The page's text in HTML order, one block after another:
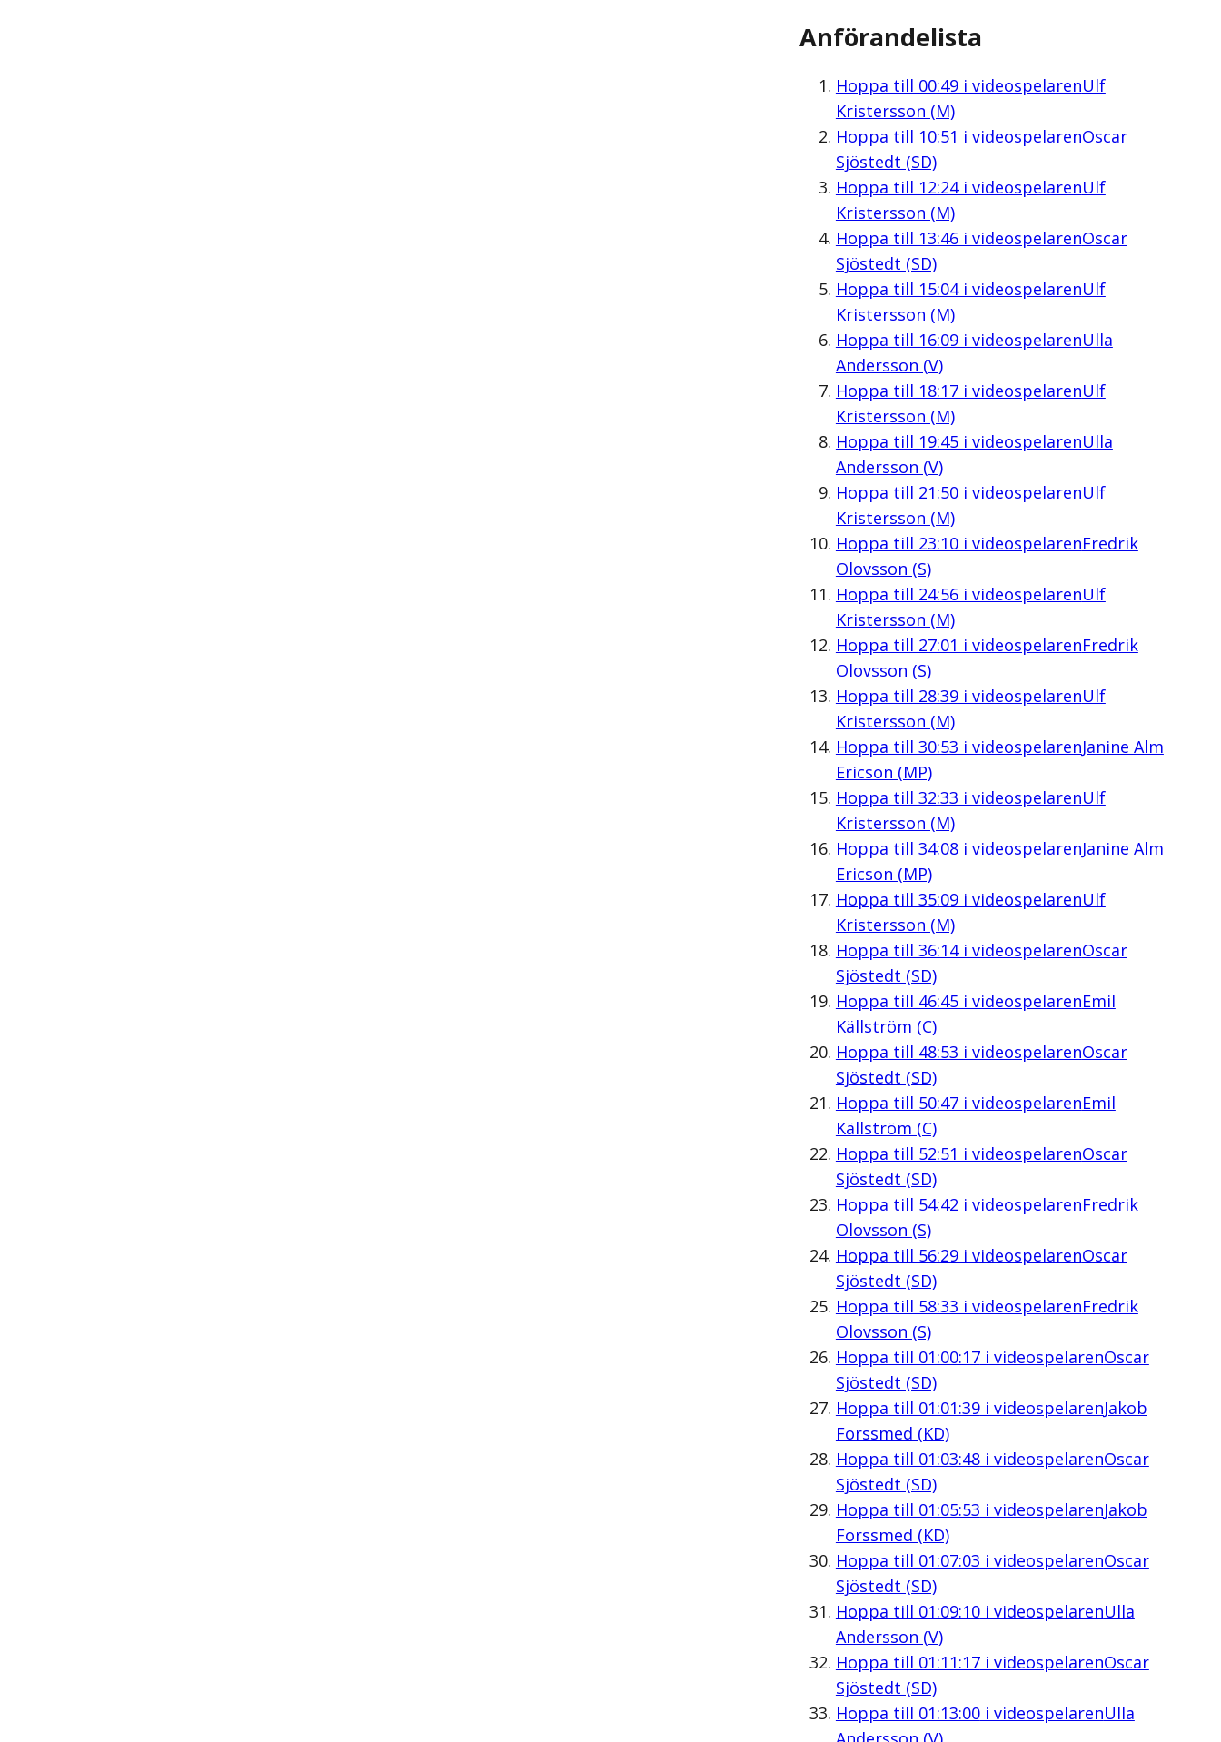
Anförandelista
Hoppa till 00:49i videospelarenUlf
Kristersson (M)
Hoppa till 10:51 i videospelarenOscar
Sjöstedt (SD)
Hoppa till 12:24i videospelarenUlf
Kristersson (M)
Hoppa till 13:46i videospelarenOscar
Sjöstedt (SD)
Hoppa till 15:04i videospelarenUlf
Kristersson (M)
Hoppa till 16:09i videospelarenUlla
Andersson (V)
Hoppa till 18:17i videospelarenUlf
Kristersson (M)
Hoppa till 19:45i videospelarenUlla
Andersson (V)
Hoppa till 21:50i videospelarenUlf
Kristersson (M)
Hoppa till 23:10i videospelarenFredrik
Olovsson (S)
Hoppa till 24:56i videospelarenUlf
Kristersson (M)
Hoppa till 27:01 i videospelarenFredrik
Olovsson (S)
Hoppa till 28:39i videospelarenUlf
Kristersson (M)
Hoppa till 30:53 i videospelarenJanine Alm
Ericson (MP)
Hoppa till 32:33 i videospelarenUlf
Kristersson (M)
Hoppa till 34:08i videospelarenJanine Alm
Ericson (MP)
Hoppa till 35:09i videospelarenUlf
Kristersson (M)
Hoppa till 36:14i videospelarenOscar
Sjöstedt (SD)
Hoppa till 46:45i videospelarenEmil
Källström (C)
Hoppa till 48:53 i videospelarenOscar
Sjöstedt (SD)
Hoppa till 50:47i videospelarenEmil
Källström (C)
Hoppa till 52:51 i videospelarenOscar
Sjöstedt (SD)
Hoppa till 54:42 i videospelarenFredrik
Olovsson (S)
Hoppa till 56:29i videospelarenOscar
Sjöstedt (SD)
Hoppa till 58:33 i videospelarenFredrik
Olovsson (S)
Hoppa till 01:00:17i videospelarenOscar
Sjöstedt (SD)
Hoppa till 01:01:39i videospelarenJakob
Forssmed (KD)
Hoppa till 01:03:48i videospelarenOscar
Sjöstedt (SD)
Hoppa till 01:05:53 i videospelarenJakob
Forssmed (KD)
Hoppa till 01:07:03 i videospelarenOscar
Sjöstedt (SD)
Hoppa till 01:09:10i videospelarenUlla
Andersson (V)
Hoppa till 01:11:17i videospelarenOscar
Sjöstedt (SD)
Hoppa till 01:13:00i videospelarenUlla